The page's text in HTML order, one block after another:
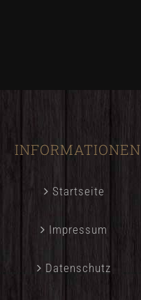
INFORMATIONEN
Startseite
Impressum
Datenschutz